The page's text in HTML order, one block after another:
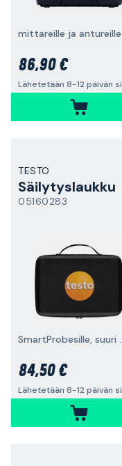
mittareille ja antureille
86,90 €
TESTO
Säilytyslaukku
05160283
84,50 €